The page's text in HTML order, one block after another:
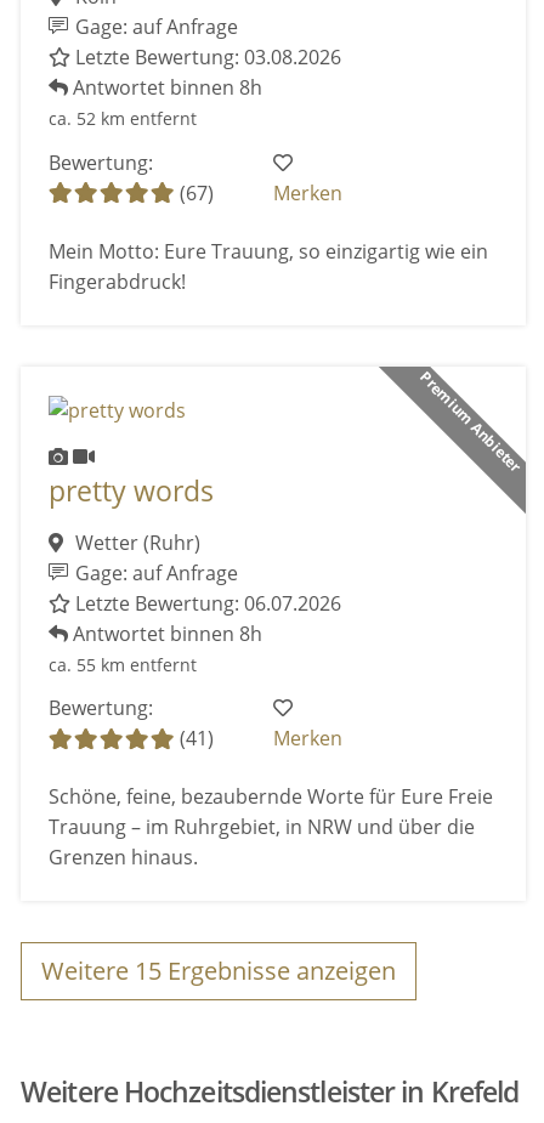
Gage: auf Anfrage
Letzte Bewertung: 03.08.2026
Antwortet binnen 8h
ca. 52 km entfernt
Bewertung:
(67)
Merken
Mein Motto: Eure Trauung, so einzigartig wie ein
Fingerabdruck!
Premium Anbieter
pretty words
Wetter (Ruhr)
Gage: auf Anfrage
Letzte Bewertung: 06.07.2026
Antwortet binnen 8h
ca. 55 km entfernt
Bewertung:
(41)
Merken
Schöne, feine, bezaubernde Worte für Eure Freie
Trauung – im Ruhrgebiet, in NRW und über die
Grenzen hinaus.
Weitere 15 Ergebnisse anzeigen
Weitere Hochzeitsdienstleister in Krefeld